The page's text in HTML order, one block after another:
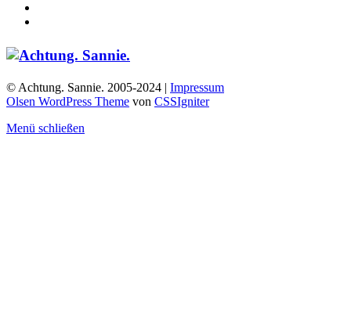
© Achtung. Sannie. 2005-2024 | Impressum
Olsen WordPress Theme von CSSIgniter
Menü schließen